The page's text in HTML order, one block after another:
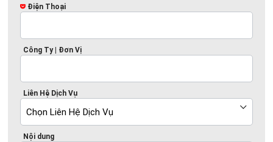
Điện Thoại
Công Ty | Đơn Vị
Liên Hệ Dịch Vụ
Nội dung